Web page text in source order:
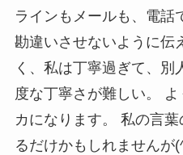
ラインもメールも、電話
勘違いさせないように伝
く、私は丁寧過ぎて、別
度な丁寧さが難しい。
カになります。 私の言
るだけかもしれませんが